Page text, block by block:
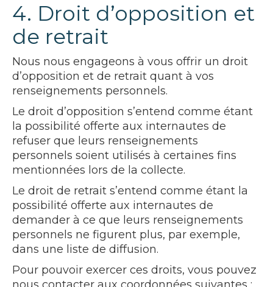
4. Droit d’opposition et
de retrait
Nous nous engageons à vous offrir un droit
d’opposition et de retrait quant à vos
renseignements personnels.
Le droit d’opposition s’entend comme étant
la possibilité offerte aux internautes de
refuser que leurs renseignements
personnels soient utilisés à certaines fins
mentionnées lors de la collecte.
Le droit de retrait s’entend comme étant la
possibilité offerte aux internautes de
demander à ce que leurs renseignements
personnels ne figurent plus, par exemple,
dans une liste de diffusion.
Pour pouvoir exercer ces droits, vous pouvez